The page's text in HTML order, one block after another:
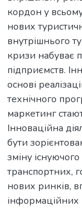
кордон у всьому
нових
внутрішнього
кризи набуває
підприємств.
основі
технічного
маркетинг
Інноваційна
бути
зміну
транспортних,
нових ринків,
інформаційних